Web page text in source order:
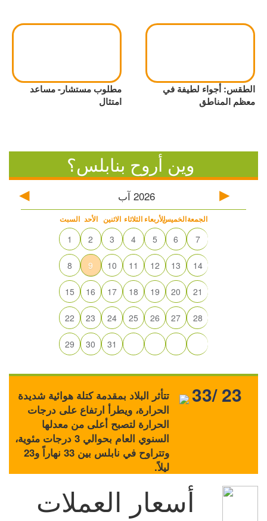
الطقس: أجواء لطيفة في
معظم المناطق
مطلوب مستشار- مساعد
امتثال
وين أروح بنابلس؟
2026 آب
السبت الأحد الاثنين الثلاثاء الأربعاءالخميسالجمعة
1 2 3 4 5 6 7
8 9 10 11 12 13 14
15 16 17 18 19 20 21
22 23 24 25 26 27 28
29 30 31
تتأثر البلاد بمقدمة كتلة هوائية شديدة
الحرارة، ويطرأ ارتفاع على درجات
الحرارة لتصبح أعلى من معدلها
السنوي العام بحوالي 3 درجات مئوية،
وتتراوح في نابلس بين 33 نهاراً و23
ليلاً.
33/ 23
أسعار العملات